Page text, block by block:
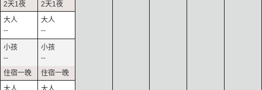
--
--
--
--